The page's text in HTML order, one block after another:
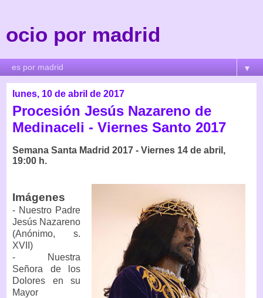
ocio por madrid
▼
lunes, 10 de abril de 2017
Procesión Jesús Nazareno de
Medinaceli - Viernes Santo 2017
Semana Santa Madrid 2017 - Viernes 14 de abril,
19:00 h.
Imágenes
- Nuestro Padre
Jesús Nazareno
(Anónimo, s.
XVII)
- Nuestra
Señora de los
Dolores en su
Mayor